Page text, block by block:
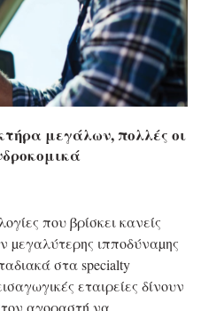
μεγάλων, πολλές οι
που βρίσκει κανείς
µεγαλύτερης ιπποδύναµης
στα specialty
εταιρείες δίνουν
αγοραστή να